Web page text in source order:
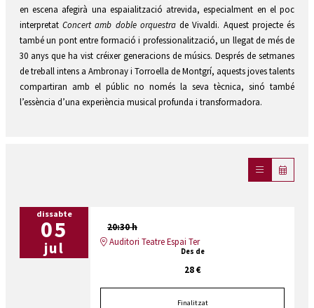
en escena afegirà una espaialització atrevida, especialment en el poc
interpretatConcertamb doble orquestrade Vivaldi. Aquest projecte és
també un pont entre formació i professionalització, un llegat de més de
30 anys que ha vist créixer generacions de músics. Després de setmanes
de treball intens a Ambronay i Torroella de Montgrí, aquests joves talents
compartiran amb el públic no només la seva tècnica, sinó també
l’essència d’una experiència musical profunda i transformadora.
dissabte
05
jul
20:30 h
Auditori Teatre Espai Ter
Des de
28 €
Finalitzat